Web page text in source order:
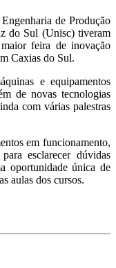
de Produção
do Sul (Unisc) tiveram
feira de inovação
Caxias do Sul.
e equipamentos
de novas tecnologias
com várias palestras
em funcionamento,
esclarecer dúvidas
oportunidade única de
aulas dos cursos.